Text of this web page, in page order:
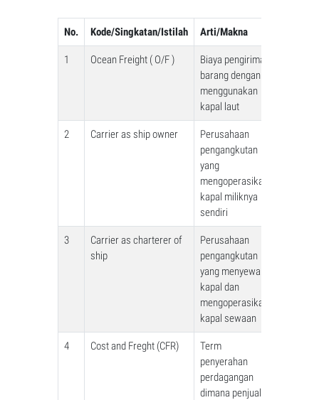
No. Kode/Singkatan/Istilah Arti/Makna
1 Ocean Freight ( O/F )
Biaya pengiriman
barang dengan
menggunakan
kapal laut
2 Carrier as ship owner
Perusahaan
pengangkutan
yang
mengoperasikan
kapal miliknya
sendiri
3
Carrier as charterer of
ship
Perusahaan
pengangkutan
yang menyewa
kapal dan
mengoperasikan
kapal sewaan
4 Cost and Freght (CFR)
Term
penyerahan
perdagangan
dimana penjual